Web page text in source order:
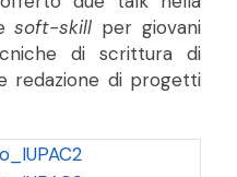
soft-skill per giovani
di scrittura di
redazione di progetti